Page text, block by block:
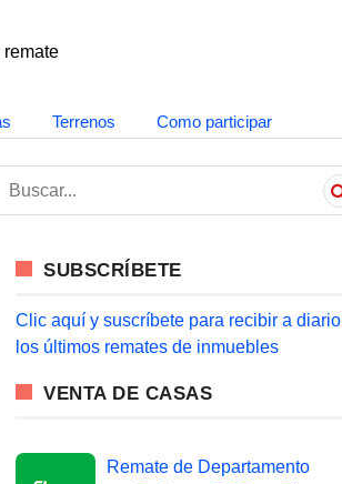
remate
Terrenos Como participar
SUBSCRÍBETE
Clic aquí y suscríbete para recibir a diario
los últimos remates de inmuebles
VENTA DE CASAS
Remate de Departamento